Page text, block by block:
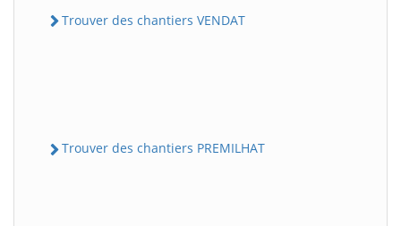
Trouver des chantiers VENDAT
Trouver des chantiers PREMILHAT